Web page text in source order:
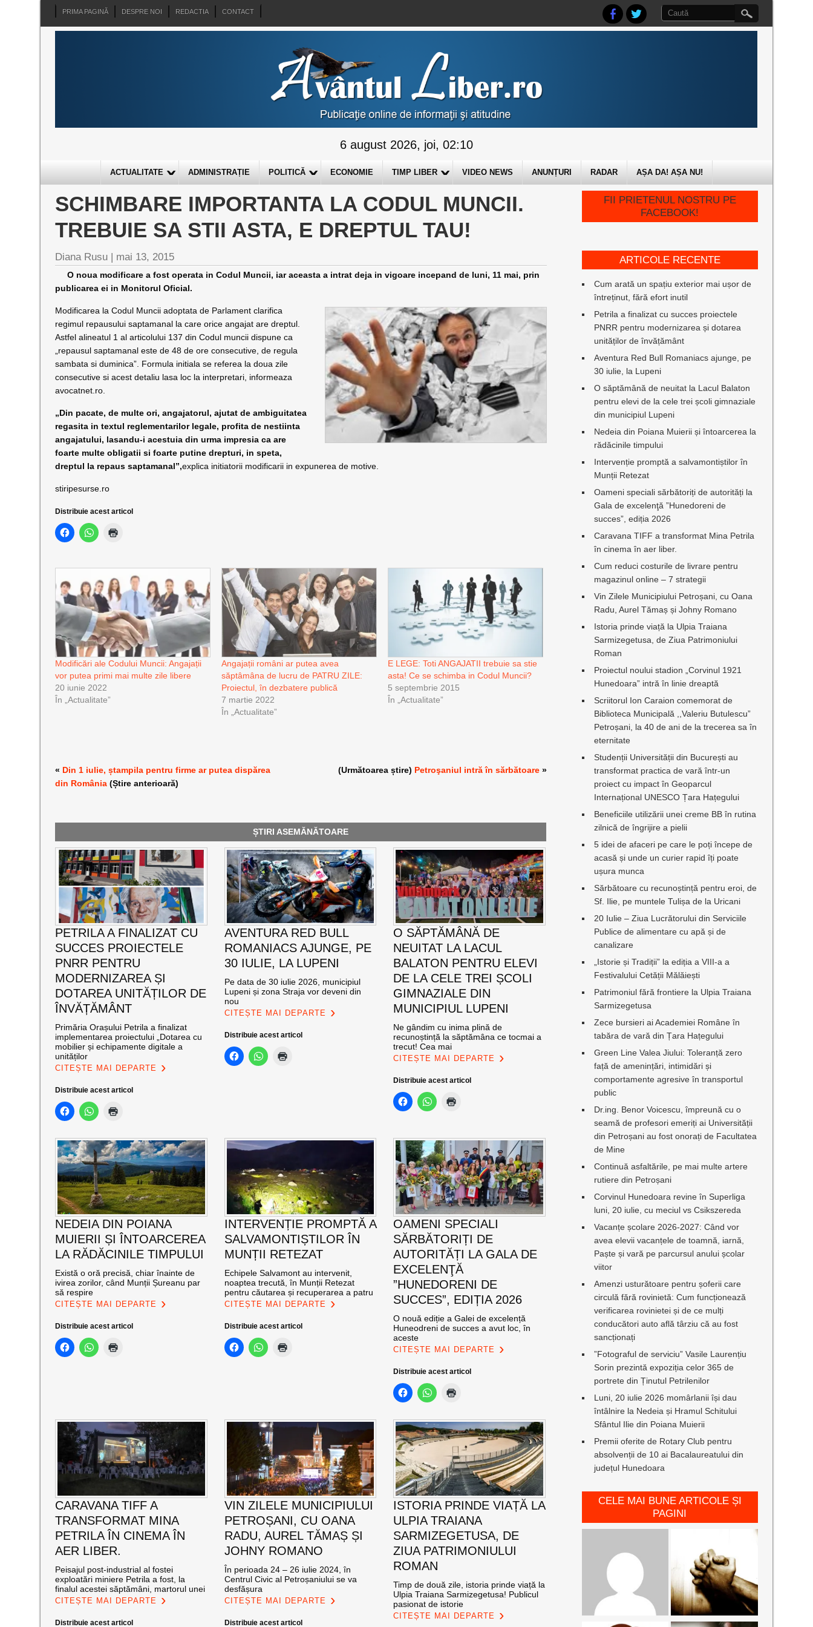
PRIMA PAGINĂ DESPRE NOI REDACTIA CONTACT
6 august 2026, joi, 02:10
ACTUALITATE ADMINISTRAȚIE POLITICĂ ECONOMIE TIMP LIBER VIDEO NEWS ANUNȚURI RADAR AȘA DA! AȘA NU!
SCHIMBARE IMPORTANTA LA CODUL MUNCII.
TREBUIE SA STII ASTA, E DREPTUL TAU!
Diana Rusu | mai 13, 2015
O noua modificare a fost operata in Codul Muncii, iar aceasta a intrat deja in vigoare incepand de luni, 11 mai, prin
publicarea ei in Monitorul Oficial.
Modificarea la Codul Muncii adoptata de Parlament clarifica
regimul repausului saptamanal la care orice angajat are dreptul.
Astfel alineatul 1 al articolului 137 din Codul muncii dispune ca
„repausul saptamanal este de 48 de ore consecutive, de regula
sambata si duminica”. Formula initiala se referea la doua zile
consecutive si acest detaliu lasa loc la interpretari, informeaza
avocatnet.ro.
„Din pacate, de multe ori, angajatorul, ajutat de ambiguitatea
regasita in textul reglementarilor legale, profita de nestiinta
angajatului, lasandu-i acestuia din urma impresia ca are
foarte multe obligatii si foarte putine drepturi, in speta,
dreptul la repaus saptamanal”,explica initiatorii modificarii in expunerea de motive.
stiripesurse.ro
Distribuie acest articol
Modificări ale Codului Muncii: Angajații
vor putea primi mai multe zile libere
20 iunie 2022
În „Actualitate”
Angajații români ar putea avea
săptâmâna de lucru de PATRU ZILE:
Proiectul, în dezbatere publică
7 martie 2022
În „Actualitate”
E LEGE: Toti ANGAJATII trebuie sa stie
asta! Ce se schimba in Codul Muncii?
5 septembrie 2015
În „Actualitate”
« Din 1 iulie, ștampila pentru firme ar putea dispărea
din România (Știre anterioară)
(Următoarea știre) Petroşaniul intră în sărbătoare »
ȘTIRI ASEMĂNĂTOARE
PETRILA A FINALIZAT CU
SUCCES PROIECTELE
PNRR PENTRU
MODERNIZAREA ȘI
DOTAREA UNITĂȚILOR DE
ÎNVĂȚĂMÂNT
Primăria Orașului Petrila a finalizat
implementarea proiectului „Dotarea cu
mobilier și echipamente digitale a
unităților
CITEȘTE MAI DEPARTE
Distribuie acest articol
AVENTURA RED BULL
ROMANIACS AJUNGE, PE
30 IULIE, LA LUPENI
Pe data de 30 iulie 2026, municipiul
Lupeni și zona Straja vor deveni din
nou
CITEȘTE MAI DEPARTE
Distribuie acest articol
O SĂPTĂMÂNĂ DE
NEUITAT LA LACUL
BALATON PENTRU ELEVI
DE LA CELE TREI ȘCOLI
GIMNAZIALE DIN
MUNICIPIUL LUPENI
Ne gândim cu inima plină de
recunoștință la săptămâna ce tocmai a
trecut! Cea mai
CITEȘTE MAI DEPARTE
Distribuie acest articol
NEDEIA DIN POIANA
MUIERII ȘI ÎNTOARCEREA
LA RĂDĂCINILE TIMPULUI
Există o oră precisă, chiar înainte de
ivirea zorilor, când Munții Șureanu par
să respire
CITEȘTE MAI DEPARTE
Distribuie acest articol
INTERVENȚIE PROMPTĂ A
SALVAMONTIȘTILOR ÎN
MUNȚII RETEZAT
Echipele Salvamont au intervenit,
noaptea trecută, în Munții Retezat
pentru căutarea și recuperarea a patru
CITEȘTE MAI DEPARTE
Distribuie acest articol
OAMENI SPECIALI
SĂRBĂTORIȚI DE
AUTORITĂȚI LA GALA DE
EXCELENŢĂ
”HUNEDORENI DE
SUCCES”, EDIȚIA 2026
O nouă ediție a Galei de excelență
Huneodreni de succes a avut loc, în
aceste
CITEȘTE MAI DEPARTE
Distribuie acest articol
CARAVANA TIFF A
TRANSFORMAT MINA
PETRILA ÎN CINEMA ÎN
AER LIBER.
Peisajul post-industrial al fostei
exploatări miniere Petrila a fost, la
finalul acestei săptămâni, martorul unei
CITEȘTE MAI DEPARTE
Distribuie acest articol
VIN ZILELE MUNICIPIULUI
PETROȘANI, CU OANA
RADU, AUREL TĂMAȘ ȘI
JOHNY ROMANO
În perioada 24 – 26 iulie 2024, în
Centrul Civic al Petroșaniului se va
desfășura
CITEȘTE MAI DEPARTE
Distribuie acest articol
ISTORIA PRINDE VIAȚĂ LA
ULPIA TRAIANA
SARMIZEGETUSA, DE
ZIUA PATRIMONIULUI
ROMAN
Timp de două zile, istoria prinde viață la
Ulpia Traiana Sarmizegetusa! Publicul
pasionat de istorie
CITEȘTE MAI DEPARTE
FII PRIETENUL NOSTRU PE
FACEBOOK!
ARTICOLE RECENTE
Cum arată un spațiu exterior mai ușor de
întreținut, fără efort inutil
Petrila a finalizat cu succes proiectele
PNRR pentru modernizarea și dotarea
unităților de învățământ
Aventura Red Bull Romaniacs ajunge, pe
30 iulie, la Lupeni
O săptămână de neuitat la Lacul Balaton
pentru elevi de la cele trei școli gimnaziale
din municipiul Lupeni
Nedeia din Poiana Muierii și întoarcerea la
rădăcinile timpului
Intervenție promptă a salvamontiștilor în
Munții Retezat
Oameni speciali sărbătoriți de autorități la
Gala de excelenţă ”Hunedoreni de
succes”, ediția 2026
Caravana TIFF a transformat Mina Petrila
în cinema în aer liber.
Cum reduci costurile de livrare pentru
magazinul online – 7 strategii
Vin Zilele Municipiului Petroșani, cu Oana
Radu, Aurel Tămaș și Johny Romano
Istoria prinde viață la Ulpia Traiana
Sarmizegetusa, de Ziua Patrimoniului
Roman
Proiectul noului stadion „Corvinul 1921
Hunedoara” intră în linie dreaptă
Scriitorul Ion Caraion comemorat de
Biblioteca Municipală ,,Valeriu Butulescu”
Petroșani, la 40 de ani de la trecerea sa în
eternitate
Studenții Universității din București au
transformat practica de vară într-un
proiect cu impact în Geoparcul
Internațional UNESCO Țara Hațegului
Beneficiile utilizării unei creme BB în rutina
zilnică de îngrijire a pielii
5 idei de afaceri pe care le poți începe de
acasă și unde un curier rapid îți poate
ușura munca
Sărbătoare cu recunoștință pentru eroi, de
Sf. Ilie, pe muntele Tulișa de la Uricani
20 Iulie – Ziua Lucrătorului din Serviciile
Publice de alimentare cu apă și de
canalizare
„Istorie și Tradiții” la ediția a VIII-a a
Festivalului Cetății Mălăiești
Patrimoniul fără frontiere la Ulpia Traiana
Sarmizegetusa
Zece bursieri ai Academiei Române în
tabăra de vară din Țara Hațegului
Green Line Valea Jiului: Toleranță zero
față de amenințări, intimidări și
comportamente agresive în transportul
public
Dr.ing. Benor Voicescu, împreună cu o
seamă de profesori emeriți ai Universității
din Petroșani au fost onorați de Facultatea
de Mine
Continuă asfaltările, pe mai multe artere
rutiere din Petroșani
Corvinul Hunedoara revine în Superliga
luni, 20 iulie, cu meciul vs Csikszereda
Vacanțe școlare 2026-2027: Când vor
avea elevii vacanțele de toamnă, iarnă,
Paște și vară pe parcursul anului școlar
viitor
Amenzi usturătoare pentru șoferii care
circulă fără rovinietă: Cum funcționează
verificarea rovinietei și de ce mulți
conducători auto află târziu că au fost
sancționați
”Fotograful de serviciu” Vasile Laurențiu
Sorin prezintă expoziția celor 365 de
portrete din Ținutul Petrilenilor
Luni, 20 iulie 2026 momârlanii își dau
întâlnire la Nedeia și Hramul Schitului
Sfântul Ilie din Poiana Muierii
Premii oferite de Rotary Club pentru
absolvenții de 10 ai Bacalaureatului din
județul Hunedoara
CELE MAI BUNE ARTICOLE ȘI
PAGINI